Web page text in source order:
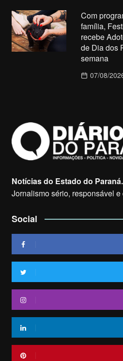
Com
família,
recebe
de Dia dos
semana
07/08/
Notícias do Estado do Paraná.
Jornalismo sério, responsável
Social